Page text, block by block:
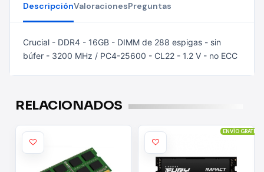
DescripciónValoracionesPreguntas
Crucial - DDR4 - 16GB - DIMM de 288 espigas - sin
búfer - 3200 MHz / PC4-25600 - CL22 - 1.2 V - no ECC
RELACIONADOS
ENVÍO GRATIS